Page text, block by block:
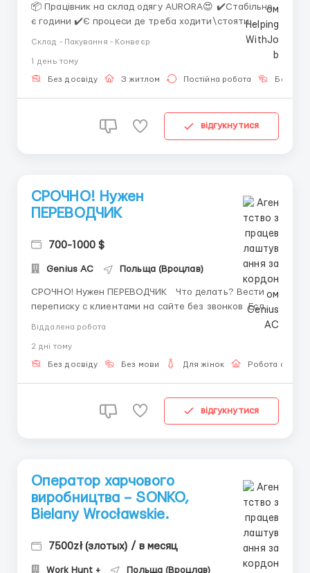
📦 Працівник на склад одягу AURORA😍 ✔️Стабільно
є години ✔️Є процеси де треба ходити\стояти
звертайтесь за номером або пишіть +380 (93) 638-
60-82 (Вадим) Viber Telegram 💰 Заробітна плата: —
Склад - Пакування - Конвеєр
1 день тому
Без досвіду З житлом Постійна робота Без
відгукнутися
СРОЧНО! Нужен
ПЕРЕВОДЧИК
700-1000 $
Genius AС Польща (Вроцлав)
СРОЧНО! Нужен ПЕРЕВОДЧИК Что делать? Вести
переписку с клиентами на сайте без звонков Если
первый месяц 💥 ТОП-специалисты получают
значительно больше 💵 Выплаты всегда ...
Віддалена робота
2 днi тому
Без досвіду Без мови Для жінок Робота онлайн
відгукнутися
Оператор харчового
виробництва – SONKO,
Bielany Wrocławskie.
7500zł (злотых) / в месяц
Work Hunt + Польща (Вроцлав)